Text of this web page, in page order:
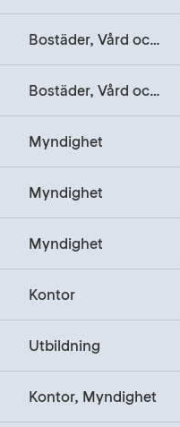
Bostäder, Vård och omsorg
Bostäder, Vård och omsorg
Myndighet
Myndighet
Myndighet
Kontor
Utbildning
Kontor, Myndighet